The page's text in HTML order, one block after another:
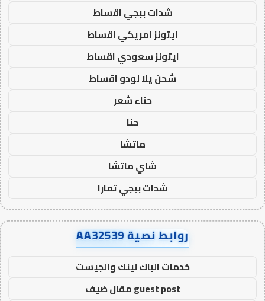
شدات ببجي اقساط
ايتونز امريكي اقساط
ايتونز سعودي اقساط
شحن يلا لودو اقساط
حناء شعر
حنا
ماتشا
شاي ماتشا
شدات ببجي تمارا
روابط نصية AA32539
خدمات الباك لينك والجيست
guest post مقال ضيف